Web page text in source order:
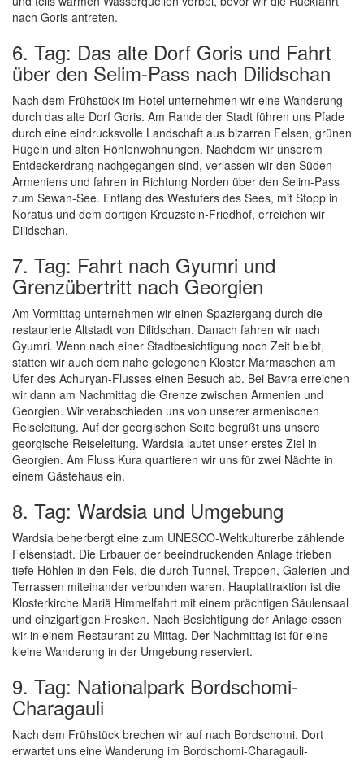
nach Goris antreten.
6. Tag: Das alte Dorf Goris und Fahrt
über den Selim-Pass nach Dilidschan
Nach dem Frühstück im Hotel unternehmen wir eine Wanderung
durch das alte Dorf Goris. Am Rande der Stadt führen uns Pfade
durch eine eindrucksvolle Landschaft aus bizarren Felsen, grünen
Hügeln und alten Höhlenwohnungen. Nachdem wir unserem
Entdeckerdrang nachgegangen sind, verlassen wir den Süden
Armeniens und fahren in Richtung Norden über den Selim-Pass
zum Sewan-See. Entlang des Westufers des Sees, mit Stopp in
Noratus und dem dortigen Kreuzstein-Friedhof, erreichen wir
Dilidschan.
7. Tag: Fahrt nach Gyumri und
Grenzübertritt nach Georgien
Am Vormittag unternehmen wir einen Spaziergang durch die
restaurierte Altstadt von Dilidschan. Danach fahren wir nach
Gyumri. Wenn nach einer Stadtbesichtigung noch Zeit bleibt,
statten wir auch dem nahe gelegenen Kloster Marmaschen am
Ufer des Achuryan-Flusses einen Besuch ab. Bei Bavra erreichen
wir dann am Nachmittag die Grenze zwischen Armenien und
Georgien. Wir verabschieden uns von unserer armenischen
Reiseleitung. Auf der georgischen Seite begrüßt uns unsere
georgische Reiseleitung. Wardsia lautet unser erstes Ziel in
Georgien. Am Fluss Kura quartieren wir uns für zwei Nächte in
einem Gästehaus ein.
8. Tag: Wardsia und Umgebung
Wardsia beherbergt eine zum UNESCO-Weltkulturerbe zählende
Felsenstadt. Die Erbauer der beeindruckenden Anlage trieben
tiefe Höhlen in den Fels, die durch Tunnel, Treppen, Galerien und
Terrassen miteinander verbunden waren. Hauptattraktion ist die
Klosterkirche Mariä Himmelfahrt mit einem prächtigen Säulensaal
und einzigartigen Fresken. Nach Besichtigung der Anlage essen
wir in einem Restaurant zu Mittag. Der Nachmittag ist für eine
kleine Wanderung in der Umgebung reserviert.
9. Tag: Nationalpark Bordschomi-
Charagauli
Nach dem Frühstück brechen wir auf nach Bordschomi. Dort
erwartet uns eine Wanderung im Bordschomi-Charagauli-